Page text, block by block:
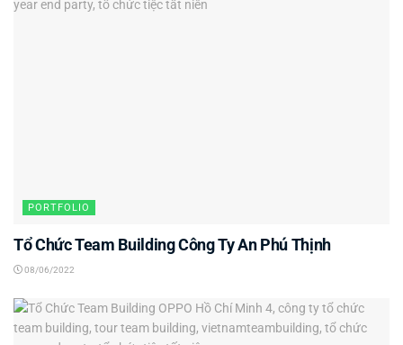
PORTFOLIO
Tổ Chức Team Building Công Ty An Phú Thịnh
08/06/2022